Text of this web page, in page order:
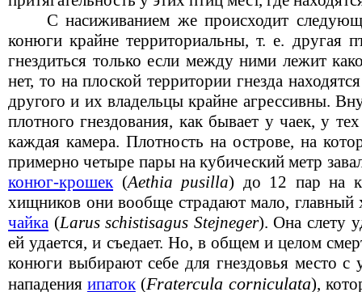
С насиживанием же происходит
конюги крайне территориальны, т. е. другая
гнездиться только если между ними лежит
нет, то на плоской территории гнезда
другого и их владельцы крайне агрессивны.
плотного гнездования, как бывает у чаек, у тех
каждая камера. Плотность на острове, на
примерно четыре пары на кубический метр
конюг-крошек(Aethia pusilla) до 12 пар на
хищников они вообще страдают мало,
чайка (Larus schistisagus Stejneger). Она слету
ей удается, и съедает. Но, в общем и целом
конюги выбирают себе для гнездовья место с
нападения ипаток(Fratercula corniculata),